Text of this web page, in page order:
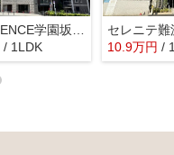
/ 1LDK 10.9万円 /